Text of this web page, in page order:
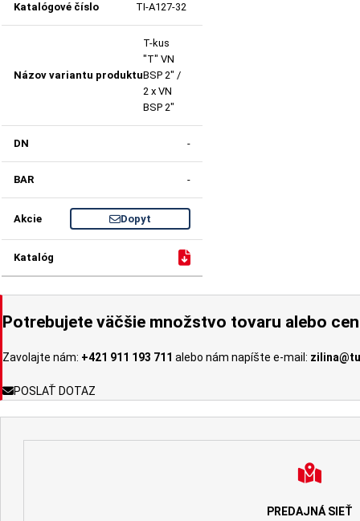
TI-A127-32
T-kus
"T" VN
BSP 2" /
2 x VN
BSP 2"
-
-
Dopyt
Potrebujete väčšie množstvo tovaru alebo
Zavolajte nám: +421 911 193 711 alebo nám napíšte e-mail:
POSLAŤ DOTAZ
PREDAJNÁ SIEŤ